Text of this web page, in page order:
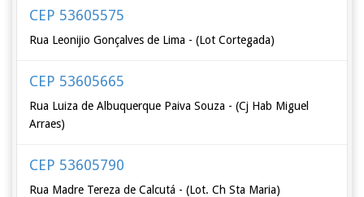
CEP 53605575
Rua Leonijio Gonçalves de Lima - (Lot Cortegada)
CEP 53605665
Rua Luiza de Albuquerque Paiva Souza - (Cj Hab Miguel
Arraes)
CEP 53605790
Rua Madre Tereza de Calcutá - (Lot. Ch Sta Maria)